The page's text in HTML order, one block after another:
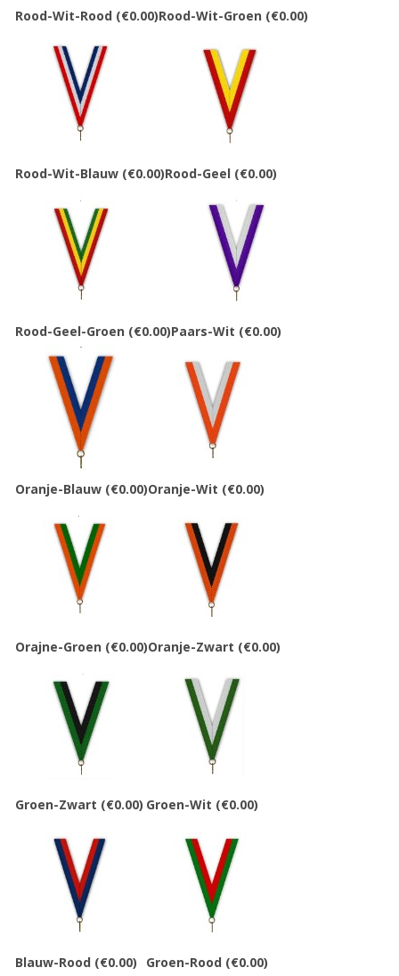
Rood-Wit-Rood (€0.00)Rood-Wit-Groen (€0.00)
Rood-Wit-Blauw (€0.00)Rood-Geel (€0.00)
Rood-Geel-Groen (€0.00)Paars-Wit (€0.00)
Oranje-Blauw (€0.00)Oranje-Wit (€0.00)
Orajne-Groen (€0.00)Oranje-Zwart (€0.00)
Groen-Zwart (€0.00) Groen-Wit (€0.00)
Blauw-Rood (€0.00) Groen-Rood (€0.00)